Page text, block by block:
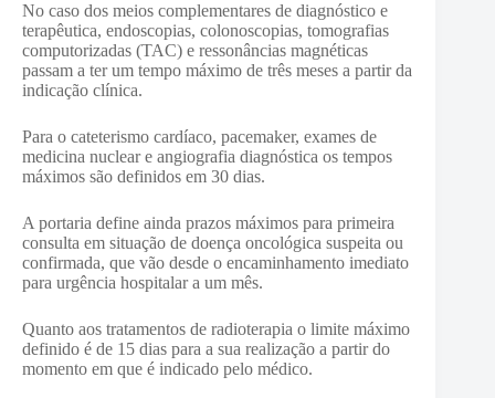
No caso dos meios complementares de diagnóstico e
terapêutica, endoscopias, colonoscopias, tomografias
computorizadas (TAC) e ressonâncias magnéticas
passam a ter um tempo máximo de três meses a partir da
indicação clínica.
Para o cateterismo cardíaco, pacemaker, exames de
medicina nuclear e angiografia diagnóstica os tempos
máximos são definidos em 30 dias.
A portaria define ainda prazos máximos para primeira
consulta em situação de doença oncológica suspeita ou
confirmada, que vão desde o encaminhamento imediato
para urgência hospitalar a um mês.
Quanto aos tratamentos de radioterapia o limite máximo
definido é de 15 dias para a sua realização a partir do
momento em que é indicado pelo médico.